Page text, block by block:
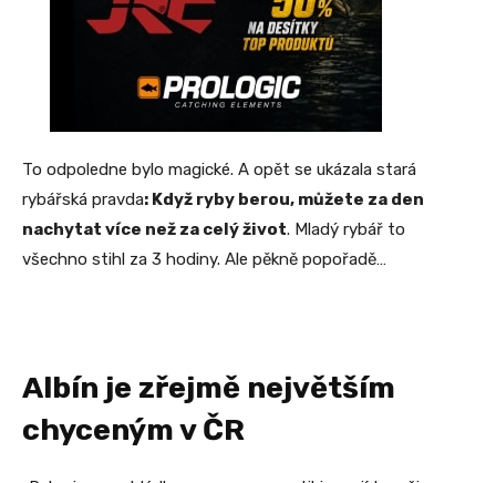
To odpoledne bylo magické. A opět se ukázala stará
rybářská pravda: Když ryby berou, můžete za den
nachytat více než za celý život. Mladý rybář to
všechno stihl za 3 hodiny. Ale pěkně popořadě…
Albín je zřejmě největším
chyceným v ČR